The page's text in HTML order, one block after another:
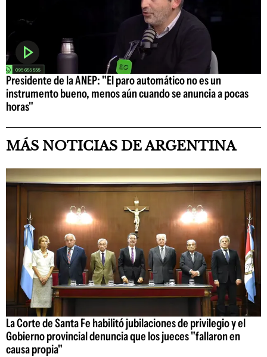
Presidente de la ANEP: "El paro automático no es un
instrumento bueno, menos aún cuando se anuncia a pocas
horas"
MÁS NOTICIAS DE ARGENTINA
La Corte de Santa Fe habilitó jubilaciones de privilegio y el
Gobierno provincial denuncia que los jueces "fallaron en
causa propia"